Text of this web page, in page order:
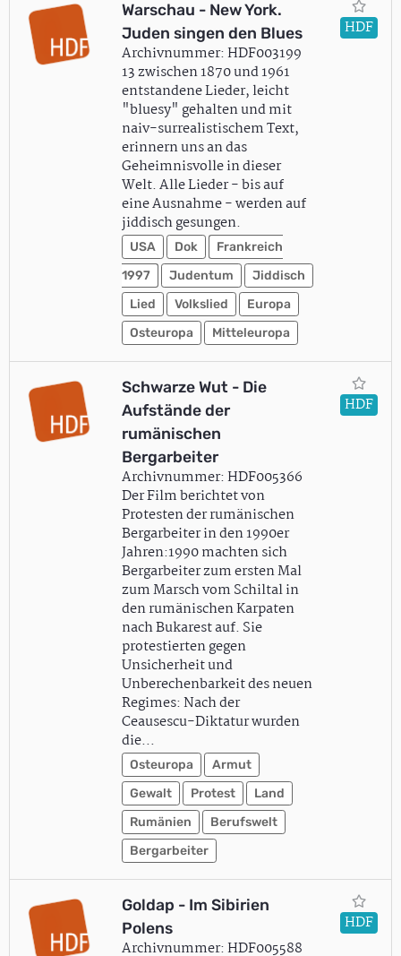
Warschau - New York.
Juden singen den Blues
Archivnummer: HDF003199
13 zwischen 1870 und 1961
entstandene Lieder, leicht
"bluesy" gehalten und mit
naiv-surrealistischem Text,
erinnern uns an das
Geheimnisvolle in dieser
Welt. Alle Lieder - bis auf
eine Ausnahme - werden auf
jiddisch gesungen.
USA Dok
Frankreich
1997
Judentum
Jiddisch
Lied
Volkslied
Europa
Osteuropa
Mitteleuropa
HDF
Schwarze Wut - Die
Aufstände der
rumänischen
Bergarbeiter
Archivnummer: HDF005366
Der Film berichtet von
Protesten der rumänischen
Bergarbeiter in den 1990er
Jahren:1990 machten sich
Bergarbeiter zum ersten Mal
zum Marsch vom Schiltal in
den rumänischen Karpaten
nach Bukarest auf. Sie
protestierten gegen
Unsicherheit und
Unberechenbarkeit des neuen
Regimes: Nach der
Ceausescu-Diktatur wurden
die…
Osteuropa
Armut
Gewalt
Protest
Land
Rumänien
Berufswelt
Bergarbeiter
HDF
Goldap - Im Sibirien
Polens
Archivnummer: HDF005588
HDF